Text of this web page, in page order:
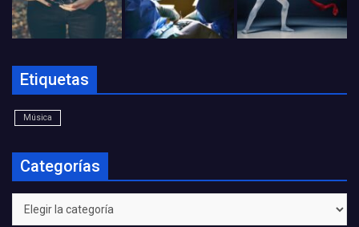
Etiquetas
Música
Categorías
Categorías